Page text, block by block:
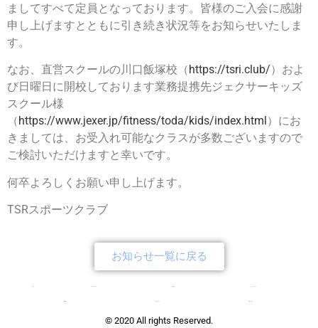
ましてすべて定員となっております。皆様のご入会に感謝
申し上げますとともに引き続き状況等をお知らせいたしま
す。
なお、直営スクールの川口飯塚校（ https://tsri.club/）およ
び日曜日に開校しております業務提携先ジェクサーキッズ
スクール様
（ https://www.jexer.jp/fitness/toda/kids/index.html ）にお
きましては、お受入れ可能なクラスが多数ございますので
ご検討いただけますと幸いです。
何卒よろしくお願い申し上げます。
TSRスポーツクラブ
お知らせ一覧に戻る
© 2020 All rights Reserved.